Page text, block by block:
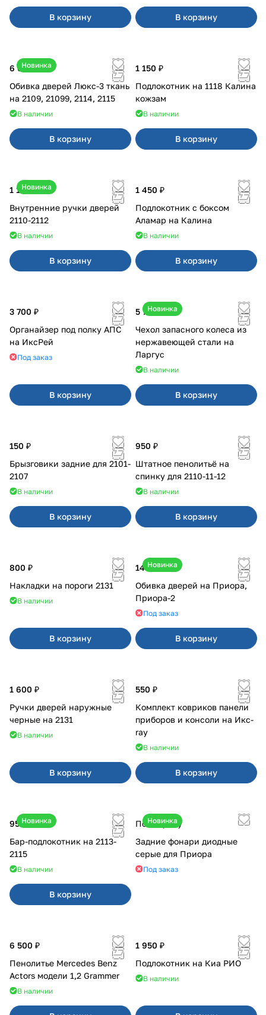
В корзину В корзину
Новинка
6 000 ₽
Обивка дверей Люкс-3 ткань
на 2109, 21099, 2114, 2115
В наличии
В корзину
1 150 ₽
Подлокотник на 1118 Калина
кожзам
В наличии
В корзину
Новинка
1 170 ₽
Внутренние ручки дверей
2110-2112
В наличии
В корзину
1 450 ₽
Подлокотник с боксом
Аламар на Калина
В наличии
В корзину
3 700 ₽
Органайзер под полку АПС
на ИксРей
Под заказ
В корзину
Новинка
5 700 ₽
Чехол запасного колеса из
нержавеющей стали на
Ларгус
В наличии
В корзину
150 ₽
Брызговики задние для 2101-
2107
В наличии
В корзину
950 ₽
Штатное пенолитьё на
спинку для 2110-11-12
В наличии
В корзину
800 ₽
Накладки на пороги 2131
В наличии
В корзину
Новинка
14 900 ₽
Обивка дверей на Приора,
Приора-2
Под заказ
В корзину
1 600 ₽
Ручки дверей наружные
черные на 2131
В наличии
В корзину
550 ₽
Комплект ковриков панели
приборов и консоли на Икс-
ray
В наличии
В корзину
Новинка
950 ₽
Бар-подлокотник на 2113-
2115
В наличии
В корзину
Новинка
По запросу
Задние фонари диодные
серые для Приора
Под заказ
6 500 ₽
Пенолитье Mercedes Benz
Actors модели 1,2 Grammer
В наличии
1 950 ₽
Подлокотник на Киа РИО
В наличии